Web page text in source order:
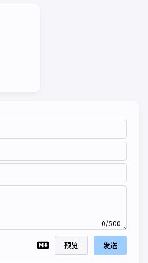
0/500
预览 发送